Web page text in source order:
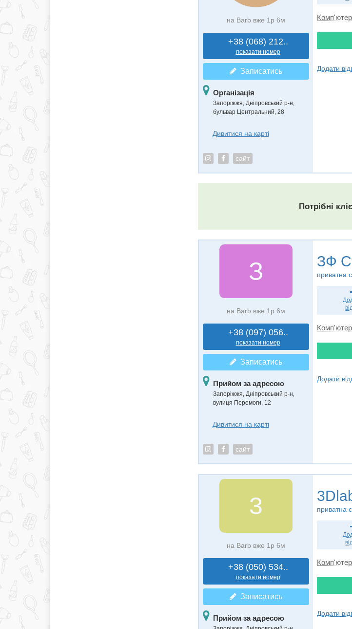
на Barb вже 1р 6м
+38 (068) 212..
показати номер
Записатись
Організація
Запоріжжя, Дніпровський р-н,
бульвар Центральний, 28
Дивитися на карті
сайт
Додати
Потрібні
З
на Barb вже 1р 6м
+38 (097) 056..
показати номер
Записатись
Прийом за адресою
Запоріжжя, Дніпровський р-н,
вулиця Перемоги, 12
Дивитися на карті
сайт
ЗФ
приватна
Додати
3
на Barb вже 1р 6м
+38 (050) 534..
показати номер
Записатись
Прийом за адресою
приватна
Додати